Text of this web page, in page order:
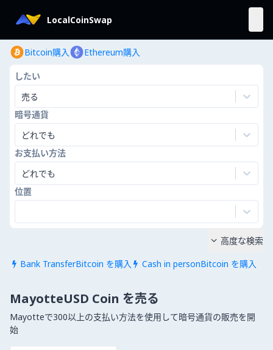
LocalCoinSwap
Bitcoin購入 Ethereum購入
したい
売る
暗号通貨
どれでも
お支払い方法
どれでも
位置
 Bank TransferBitcoin を購入  Cash in personBitcoin を購入
 高度な検索
MayotteUSD Coin を売る
Mayotteで300以上の支払い方法を使用して暗号通貨の販売を開
始